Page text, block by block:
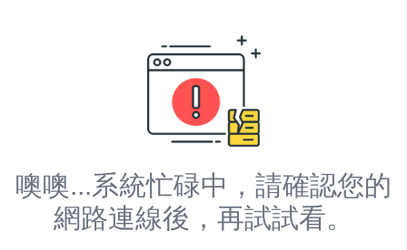
噢噢...系統忙碌中，請確認您的
網路連線後，再試試看。